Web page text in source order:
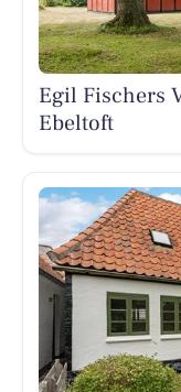
Egil Fischers
Ebeltoft